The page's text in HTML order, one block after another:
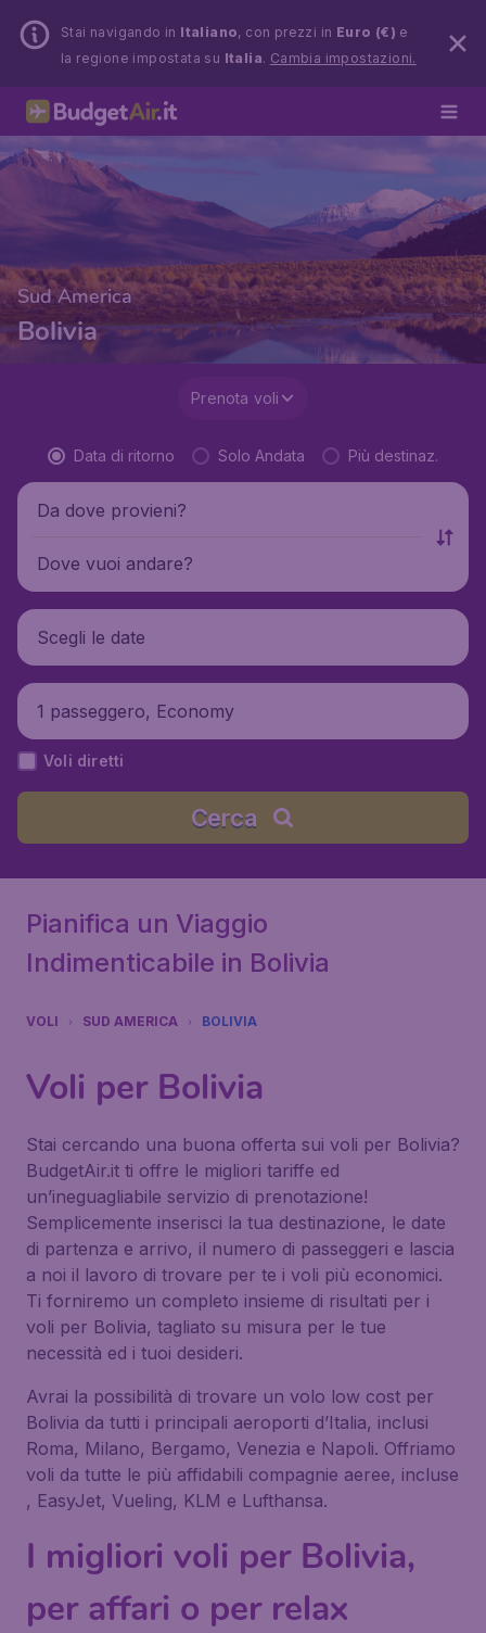
Stai navigando in Italiano, con prezzi in Euro (€) e
la regione impostata su Italia. Cambia impostazioni.
Sud America
Bolivia
Prenota voli
Data di ritorno Solo Andata Più destinaz.
Da dove provieni?
Dove vuoi andare?
Scegli le date
1 passeggero, Economy
Voli diretti
Cerca
Pianifica un Viaggio
Indimenticabile in Bolivia
VOLI SUD AMERICA BOLIVIA
Voli per Bolivia
Stai cercando una buona offerta sui voli per Bolivia?
BudgetAir.it ti offre le migliori tariffe ed
un’ineguagliabile servizio di prenotazione!
Semplicemente inserisci la tua destinazione, le date
di partenza e arrivo, il numero di passeggeri e lascia
a noi il lavoro di trovare per te i voli più economici.
Ti forniremo un completo insieme di risultati per i
voli per Bolivia, tagliato su misura per le tue
necessità ed i tuoi desideri.
Avrai la possibilità di trovare un volo low cost per
Bolivia da tutti i principali aeroporti d’Italia, inclusi
Roma, Milano, Bergamo, Venezia e Napoli. Offriamo
voli da tutte le più affidabili compagnie aeree, incluse
, EasyJet, Vueling, KLM e Lufthansa.
I migliori voli per Bolivia,
per affari o per relax